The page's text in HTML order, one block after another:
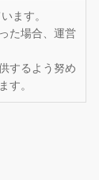
ます。
た場合、運営
するよう努め
す。